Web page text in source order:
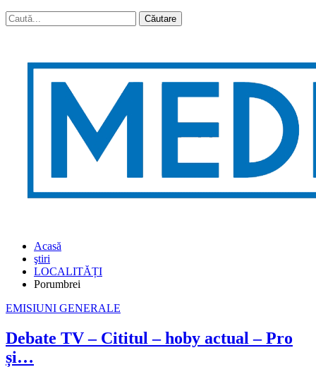
Acasă
ştiri
LOCALITĂȚI
Porumbrei
EMISIUNI GENERALE
Debate TV – Cititul – hoby actual – Pro
și…